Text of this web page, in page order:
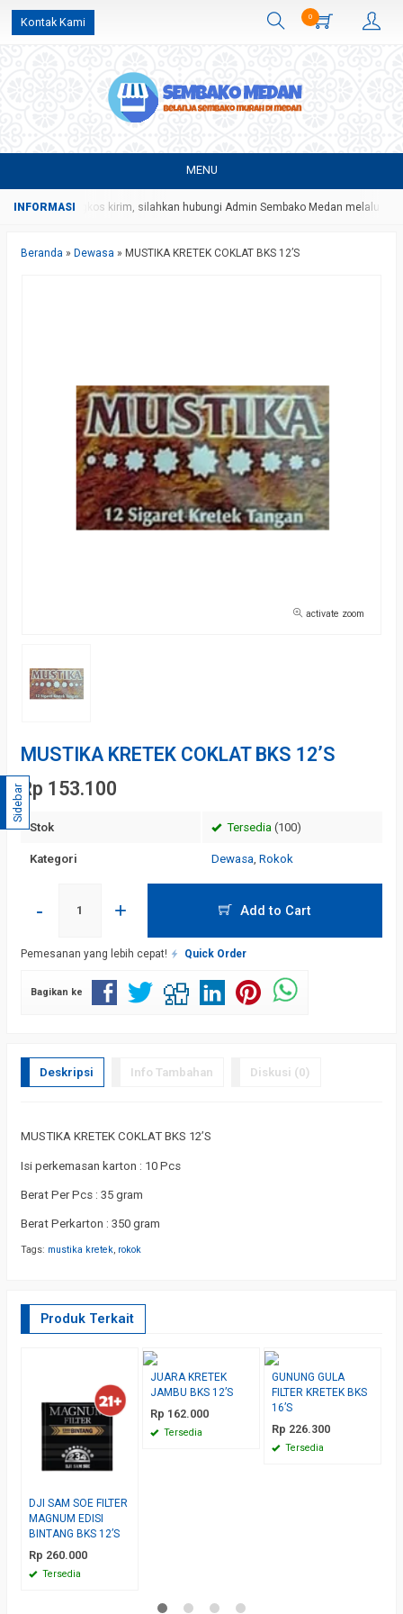
Kontak Kami 0
MENU
harga dan ongkos kirim, silahkan hubungi Admin Sembako Medan melalui
Beranda » Dewasa » MUSTIKA KRETEK COKLAT BKS 12’S
activate zoom
MUSTIKA KRETEK COKLAT BKS 12’S
Rp 153.100
Stok Tersedia (100)
Kategori Dewasa, Rokok
- + Add to Cart
Pemesanan yang lebih cepat! Quick Order
Bagikan ke
Deskripsi Info Tambahan Diskusi (0)
MUSTIKA KRETEK COKLAT BKS 12’S
Isi perkemasan karton : 10 Pcs
Berat Per Pcs : 35 gram
Berat Perkarton : 350 gram
Tags: mustika kretek, rokok
Produk Terkait
DJI SAM SOE FILTER
MAGNUM EDISI
BINTANG BKS 12’S
Rp 260.000
Tersedia
JUARA KRETEK
JAMBU BKS 12’S
Rp 162.000
Tersedia
GUNUNG GULA
FILTER KRETEK BKS
16’S
Rp 226.300
Tersedia
Sidebar